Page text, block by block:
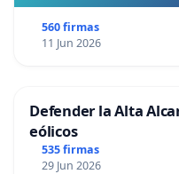
560 firmas
11 Jun 2026
Defender la Alta
eólicos
535 firmas
29 Jun 2026